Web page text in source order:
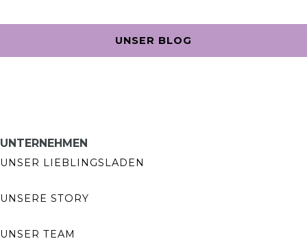
UNSER BLOG
UNTERNEHMEN
UNSER LIEBLINGSLADEN
UNSERE STORY
UNSER TEAM